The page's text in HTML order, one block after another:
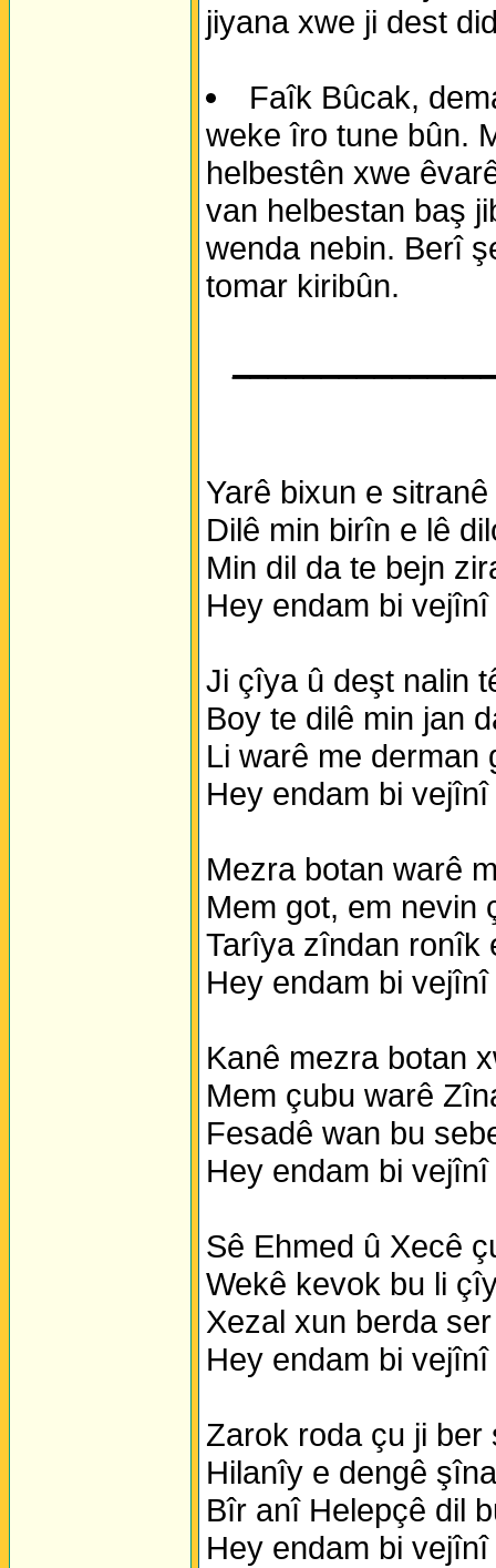
jiyana xwe ji dest
Faîk Bûcak,
weke îro tune bûn.
helbestên xwe
van helbestan baş
wenda nebin. Berî
tomar kiribûn.
Yarê bixun e
Dilê min birîn e lê
Min dil da te bejn
Hey endam bi
Ji çîya û deşt nalin
Boy te dilê min jan
Li warê me derman
Hey endam bi
Mezra botan warê
Mem got, em nevin
Tarîya zîndan ronîk
Hey endam bi
Kanê mezra botan
Mem çubu warê
Fesadê wan bu
Hey endam bi
Sê Ehmed û Xecê
Wekê kevok bu li
Xezal xun berda
Hey endam bi
Zarok roda çu ji ber
Hilanîy e dengê
Bîr anî Helepçê dil
Hey endam bi